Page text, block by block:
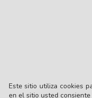
Este sitio utiliza cookies
en el sitio usted consiente